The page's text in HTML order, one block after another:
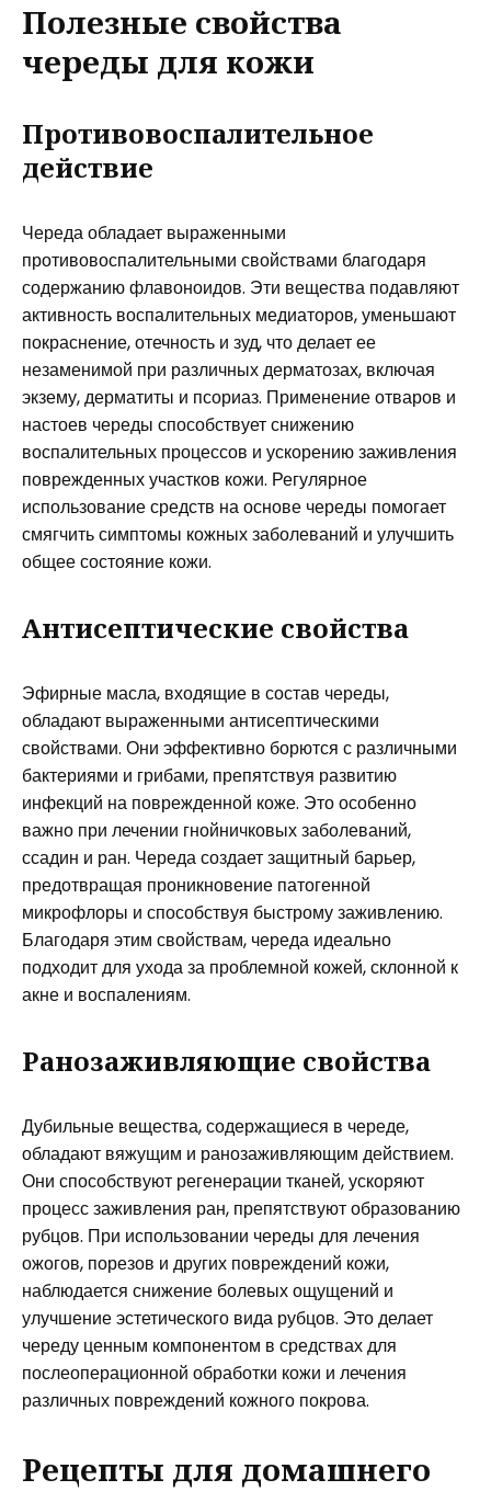
Полезные свойства
череды для кожи
Противовоспалительное
действие
Череда обладает выраженными
противовоспалительными свойствами благодаря
содержанию флавоноидов. Эти вещества подавляют
активность воспалительных медиаторов, уменьшают
покраснение, отечность и зуд, что делает ее
незаменимой при различных дерматозах, включая
экзему, дерматиты и псориаз. Применение отваров и
настоев череды способствует снижению
воспалительных процессов и ускорению заживления
поврежденных участков кожи. Регулярное
использование средств на основе череды помогает
смягчить симптомы кожных заболеваний и улучшить
общее состояние кожи.
Антисептические свойства
Эфирные масла, входящие в состав череды,
обладают выраженными антисептическими
свойствами. Они эффективно борются с различными
бактериями и грибами, препятствуя развитию
инфекций на поврежденной коже. Это особенно
важно при лечении гнойничковых заболеваний,
ссадин и ран. Череда создает защитный барьер,
предотвращая проникновение патогенной
микрофлоры и способствуя быстрому заживлению.
Благодаря этим свойствам, череда идеально
подходит для ухода за проблемной кожей, склонной к
акне и воспалениям.
Ранозаживляющие свойства
Дубильные вещества, содержащиеся в череде,
обладают вяжущим и ранозаживляющим действием.
Они способствуют регенерации тканей, ускоряют
процесс заживления ран, препятствуют образованию
рубцов. При использовании череды для лечения
ожогов, порезов и других повреждений кожи,
наблюдается снижение болевых ощущений и
улучшение эстетического вида рубцов. Это делает
череду ценным компонентом в средствах для
послеоперационной обработки кожи и лечения
различных повреждений кожного покрова.
Рецепты для домашнего